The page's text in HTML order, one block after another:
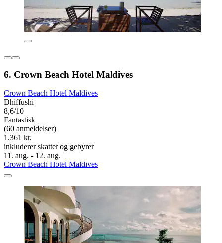
6. Crown Beach Hotel Maldives
Crown Beach Hotel Maldives
Dhiffushi
8,6/10
Fantastisk
(60 anmeldelser)
1.361 kr.
inkluderer skatter og gebyrer
11. aug. - 12. aug.
Crown Beach Hotel Maldives